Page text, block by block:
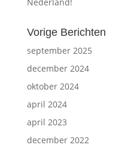
Vorige Berichten
september 2025
december 2024
oktober 2024
april 2024
april 2023
december 2022